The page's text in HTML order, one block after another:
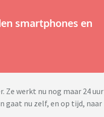
smartphones en
Ze werkt nu nog maar 24 uur
gaat nu zelf, en op tijd, naar